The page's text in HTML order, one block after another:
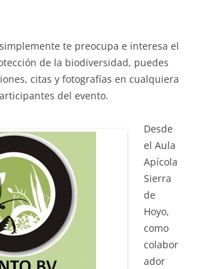
te preocupa e interesa el
de la biodiversidad, puedes
citas y fotografías en cualquiera
del evento.
Desde
el Aula
Apícola
Sierra
de
Hoyo,
como
colabor
ador